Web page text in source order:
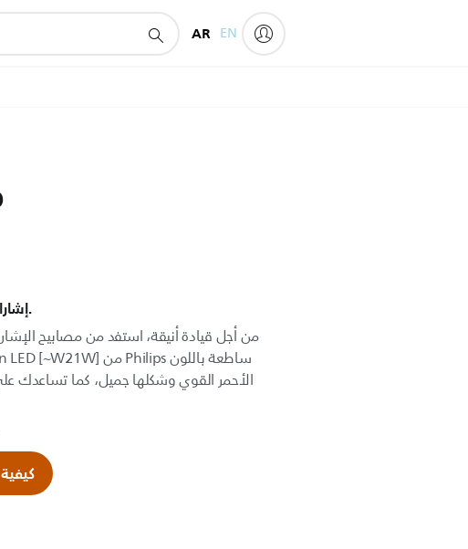
AR EN
إشارات ساطعة. قيادة أنيقة.
من أجل قيادة أنيقة، استفد من مصابيح
الأحمر القوي وشكلها جميل، كما تساعدك